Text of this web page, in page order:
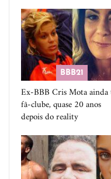
BBB21
Ex-BBB Cris Mota
fã-clube, quase 20 anos
depois do reality